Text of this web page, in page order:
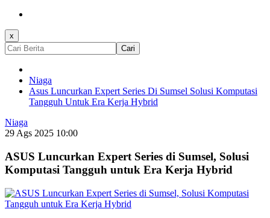
x
Cari
Niaga
Asus Luncurkan Expert Series Di Sumsel Solusi Komputasi
Tangguh Untuk Era Kerja Hybrid
Niaga
29 Ags 2025 10:00
ASUS Luncurkan Expert Series di Sumsel, Solusi
Komputasi Tangguh untuk Era Kerja Hybrid